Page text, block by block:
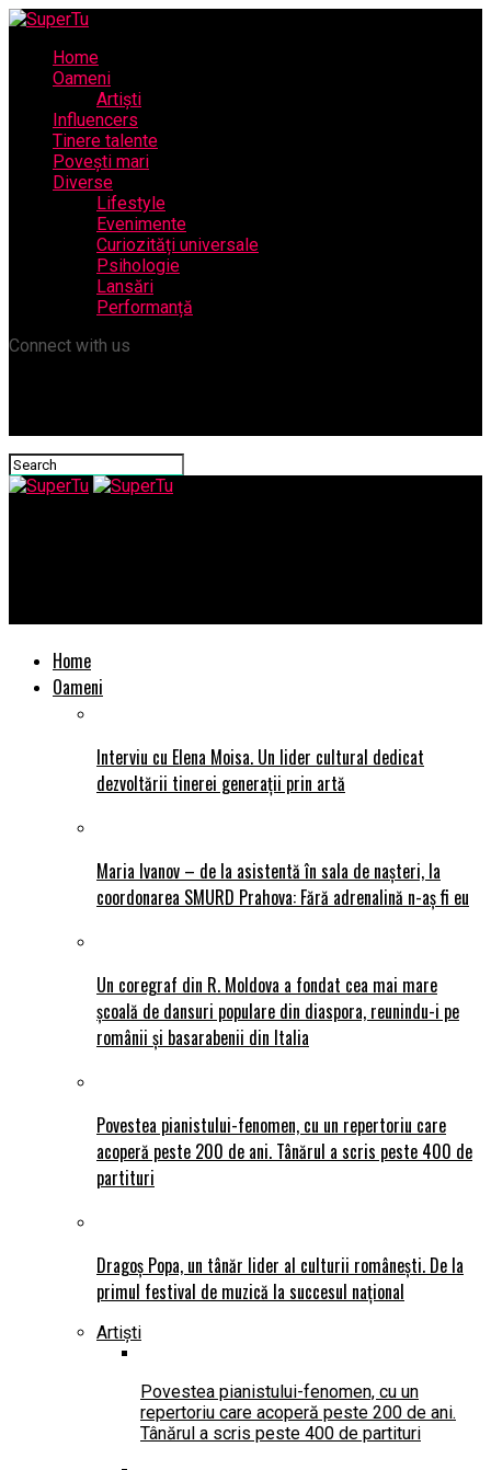
Home
Oameni
Artiști
Influencers
Tinere talente
Povești mari
Diverse
Lifestyle
Evenimente
Curiozități universale
Psihologie
Lansări
Performanță
Connect with us
Home
Oameni
Interviu cu Elena Moisa. Un lider cultural dedicat
dezvoltării tinerei generații prin artă
Maria Ivanov – de la asistentă în sala de nașteri, la
coordonarea SMURD Prahova: Fără adrenalină n-aș fi eu
Un coregraf din R. Moldova a fondat cea mai mare
școală de dansuri populare din diaspora, reunindu-i pe
românii și basarabenii din Italia
Povestea pianistului-fenomen, cu un repertoriu care
acoperă peste 200 de ani. Tânărul a scris peste 400 de
partituri
Dragoș Popa, un tânăr lider al culturii românești. De la
primul festival de muzică la succesul național
Artiști
Povestea pianistului-fenomen, cu un
repertoriu care acoperă peste 200 de ani.
Tânărul a scris peste 400 de partituri